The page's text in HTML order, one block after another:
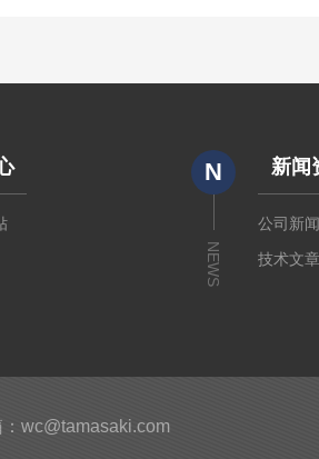
N
NEWS
新闻
公司新
技术文
wc@tamasaki.com